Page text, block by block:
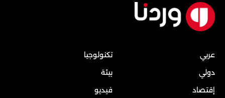
عربي
دولي
إقتصاد
تكنولوجيا
بيئة
فيديو